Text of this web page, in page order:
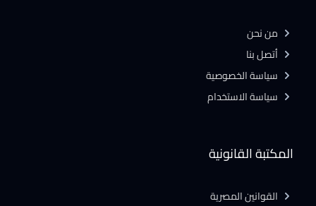
المكتبة القانونية
القوانين المصرية
من نحن
أتصل بنا
سياسة الخصوصية
سياسة الاستخدام